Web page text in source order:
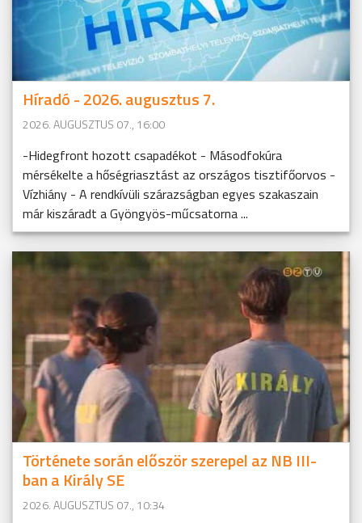
Híradó - 2026. augusztus 7.
2026. AUGUSZTUS 07., 16:00
-Hidegfront hozott csapadékot - Másodfokúra
mérsékelte a hőségriasztást az országos tisztifőorvos -
Vízhiány - A rendkívüli szárazságban egyes szakaszain
már kiszáradt a Gyöngyös-műcsatorna ...
Története során először szerepel az NB III-
ban a Király SE
2026. AUGUSZTUS 07., 10:34